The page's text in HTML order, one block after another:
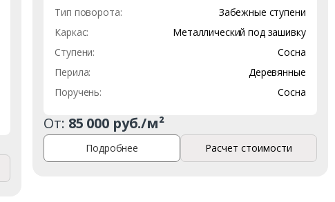
Тип поворота:
Забежные ступени
Каркас:
Металлический под зашивку
Ступени:
Сосна
Перила:
Деревянные
Поручень:
Сосна
От: 85 000 руб./м²
Подробнее Расчет стоимости